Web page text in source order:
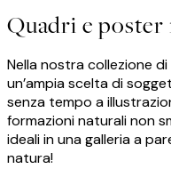
Quadri e
Nella nostra collezione
un’ampia scelta di
senza tempo a
formazioni naturali non
ideali in una galleria a
natura!